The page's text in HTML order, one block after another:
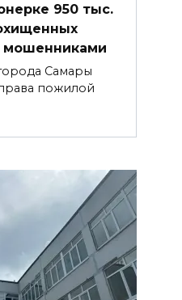
950 тыс.
Самары
пожилой